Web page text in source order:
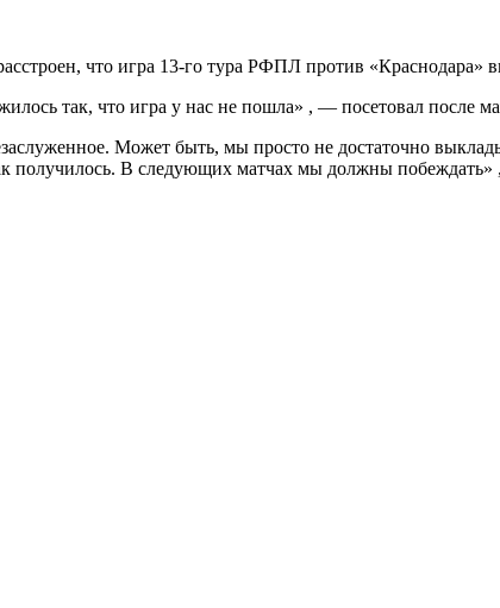
что игра 13-го тура РФПЛ против «Краснодара»
так, что игра у нас не пошла» , — посетовал после
Может быть, мы просто не достаточно
получилось. В следующих матчах мы должны